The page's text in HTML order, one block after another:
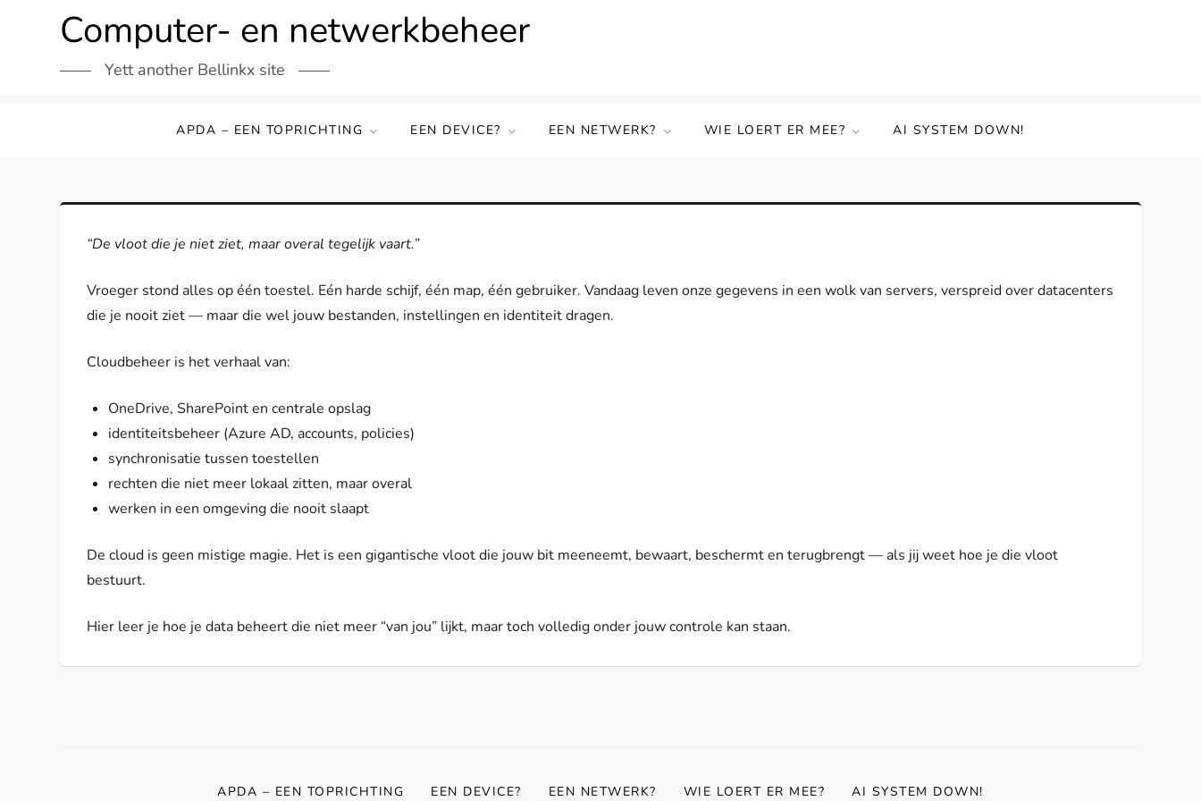
Computer- en netwerkbeheer
Yett another Bellinkx site
APDA – EEN TOPRICHTING EEN DEVICE? EEN NETWERK? WIE LOERT ER MEE? AI SYSTEM DOWN!
“De vloot die je niet ziet, maar overal tegelijk vaart.”
Vroeger stond alles op één toestel. Eén harde schijf, één map, één gebruiker. Vandaag leven onze gegevens in een wolk van servers, verspreid over datacenters
die je nooit ziet — maar die wel jouw bestanden, instellingen en identiteit dragen.
Cloudbeheer is het verhaal van:
OneDrive, SharePoint en centrale opslag
identiteitsbeheer (Azure AD, accounts, policies)
synchronisatie tussen toestellen
rechten die niet meer lokaal zitten, maar overal
werken in een omgeving die nooit slaapt
De cloud is geen mistige magie. Het is een gigantische vloot die jouw bit meeneemt, bewaart, beschermt en terugbrengt — als jij weet hoe je die vloot
bestuurt.
Hier leer je hoe je data beheert die niet meer “van jou” lijkt, maar toch volledig onder jouw controle kan staan.
APDA – EEN TOPRICHTING EEN DEVICE? EEN NETWERK? WIE LOERT ER MEE? AI SYSTEM DOWN!